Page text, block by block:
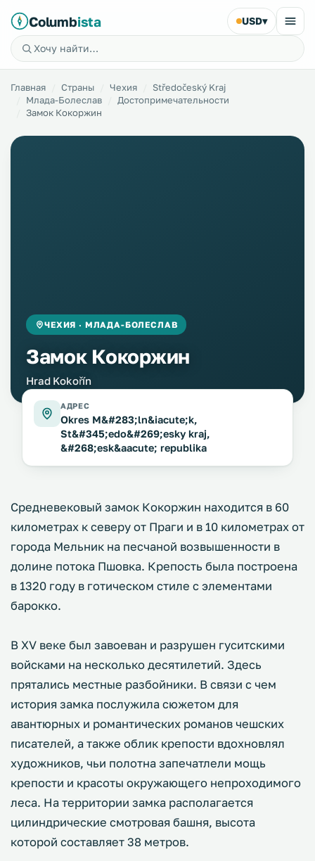
Columbista USD▾
Главная Страны Чехия
Středočeský Kraj
Млада-Болеслав
Достопримечательности
Замок Кокоржин
ЧЕХИЯ · МЛАДА-БОЛЕСЛАВ
Замок Кокоржин
Hrad Kokořín
АДРЕС
Okres M&#283;ln&iacute;k,
St&#345;edo&#269;esky kraj,
&#268;esk&aacute; republika
Средневековый замок Кокоржин находится в 60
километрах к северу от Праги и в 10 километрах от
города Мельник на песчаной возвышенности в
долине потока Пшовка. Крепость была построена
в 1320 году в готическом стиле с элементами
барокко.
В XV веке был завоеван и разрушен гуситскими
войсками на несколько десятилетий. Здесь
прятались местные разбойники. В связи с чем
история замка послужила сюжетом для
авантюрных и романтических романов чешских
писателей, а также облик крепости вдохновлял
художников, чьи полотна запечатлели мощь
крепости и красоты окружающего непроходимого
леса. На территории замка располагается
цилиндрические смотровая башня, высота
которой составляет 38 метров.